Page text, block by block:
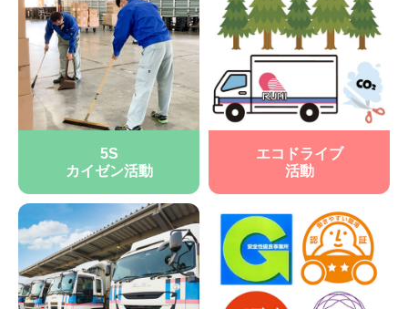
5S
カイゼン活動
エコドライブ
活動